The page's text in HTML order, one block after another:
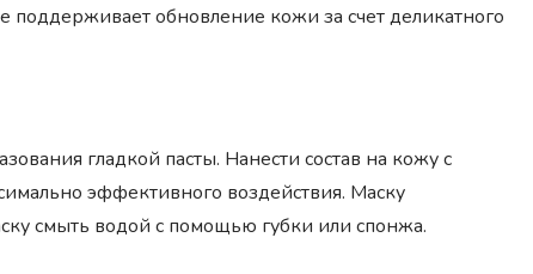
обновление кожи за счет деликатного
гладкой пасты. Нанести состав на кожу с
эффективного воздействия. Маску
смыть водой с помощью губки или спонжа.